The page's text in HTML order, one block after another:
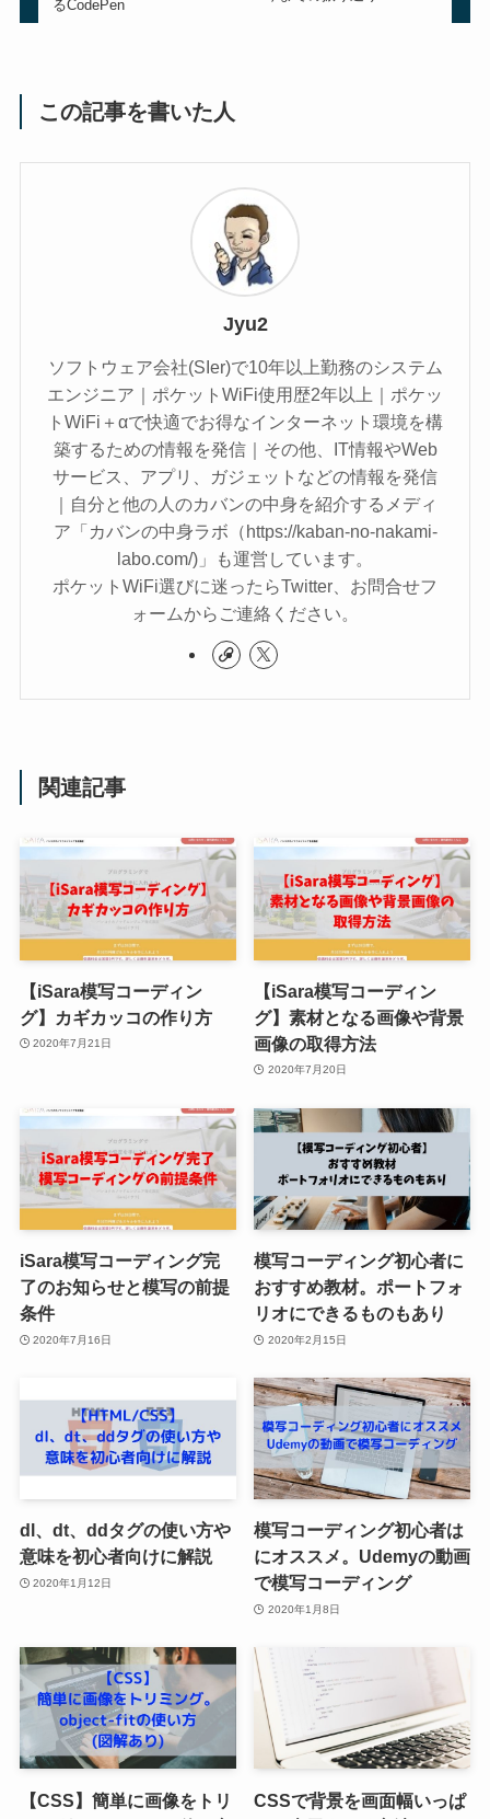
るCodePen
この記事を書いた人
Jyu2
ソフトウェア会社(SIer)で10年以上勤務のシステム
エンジニア｜ポケットWiFi使用歴2年以上｜ポケッ
トWiFi＋αで快適でお得なインターネット環境を構
築するための情報を発信｜その他、IT情報やWeb
サービス、アプリ、ガジェットなどの情報を発信
｜自分と他の人のカバンの中身を紹介するメディ
ア「カバンの中身ラボ（https://kaban-no-nakami-
labo.com/)」も運営しています。
ポケットWiFi選びに迷ったらTwitter、お問合せフ
ォームからご連絡ください。
関連記事
【iSara模写コーディン
グ】カギカッコの作り方
2020年7月21日
【iSara模写コーディン
グ】素材となる画像や背景
画像の取得方法
2020年7月20日
iSara模写コーディング完
了のお知らせと模写の前提
条件
2020年7月16日
模写コーディング初心者に
おすすめ教材。ポートフォ
リオにできるものもあり
2020年2月15日
dl、dt、ddタグの使い方や
意味を初心者向けに解説
2020年1月12日
模写コーディング初心者は
にオススメ。Udemyの動画
で模写コーディング
2020年1月8日
【CSS】簡単に画像をトリ
CSSで背景を画面幅いっぱ